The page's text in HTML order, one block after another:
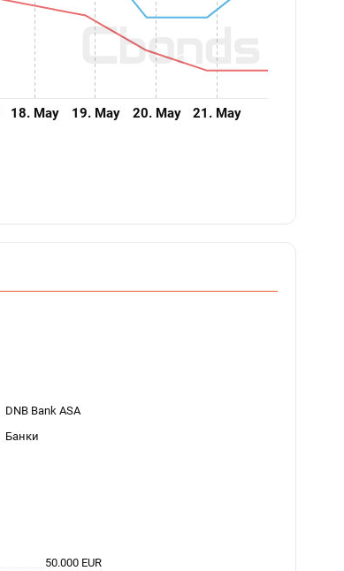
18. May 19. May 20. May 21. May
DNB Bank ASA
Банки
50.000 EUR